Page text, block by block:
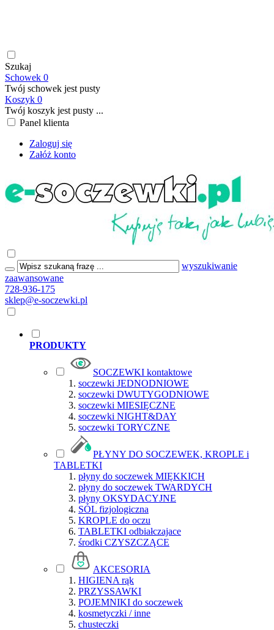
Szukaj
Schowek 0
Twój schowek jest pusty
Koszyk 0
Twój koszyk jest pusty ...
Panel klienta
Zaloguj się
Załóż konto
wyszukiwanie
zaawansowane
728-936-175
sklep@e-soczewki.pl
PRODUKTY
SOCZEWKI kontaktowe
soczewki JEDNODNIOWE
soczewki DWUTYGODNIOWE
soczewki MIESIĘCZNE
soczewki NIGHT&DAY
soczewki TORYCZNE
PŁYNY DO SOCZEWEK, KROPLE i
TABLETKI
płyny do soczewek MIĘKKICH
płyny do soczewek TWARDYCH
płyny OKSYDACYJNE
SÓL fizjologiczna
KROPLE do oczu
TABLETKI odbiałczajace
środki CZYSZCZĄCE
AKCESORIA
HIGIENA rąk
PRZYSSAWKI
POJEMNIKI do soczewek
kosmetyczki / inne
chusteczki